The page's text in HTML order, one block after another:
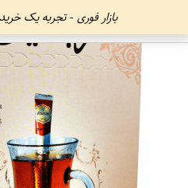
بازار فوری - تجربه یک